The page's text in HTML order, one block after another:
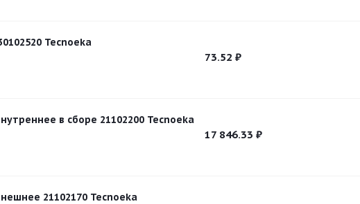
Tecnoeka
73.52 ₽
в сборе 21102200 Tecnoeka
17 846.33 ₽
21102170 Tecnoeka